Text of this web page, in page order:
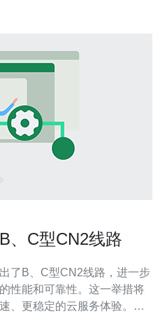
、C型CN2线路
了B、C型CN2线路，进一步
性能和可靠性。这一举措将
、更稳定的云服务体验。